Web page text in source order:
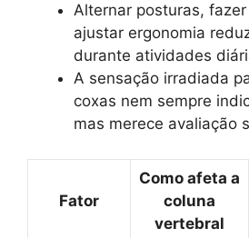
Alternar posturas,
ajustar ergonomia
durante atividades
A sensação irradiada
coxas nem sempre
mas merece avaliação
Fator
Como afeta a
coluna
vertebral